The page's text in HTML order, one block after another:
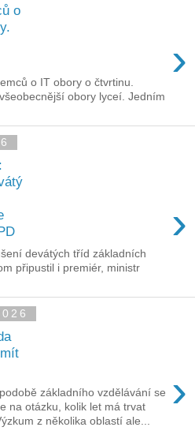
o
›
o IT obory o čtvrtinu.
obory lyceí. Jedním
›
devátých tříd základních
připustil i premiér, ministr
›
základního vzdělávání se
na otázku, kolik let má trvat
z několika oblastí ale...